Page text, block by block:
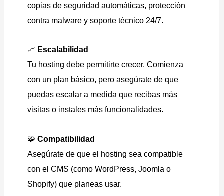
copias de seguridad automáticas, protección
contra malware y soporte técnico 24/7.
📈 Escalabilidad
Tu hosting debe permitirte crecer. Comienza
con un plan básico, pero asegúrate de que
puedas escalar a medida que recibas más
visitas o instales más funcionalidades.
🧩Compatibilidad
Asegúrate de que el hosting sea compatible
con el CMS (como WordPress, Joomla o
Shopify) que planeas usar.